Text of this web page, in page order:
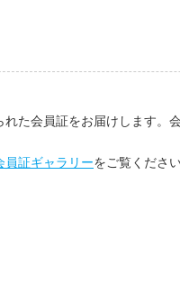
れた会員証をお届けします。
員証ギャラリーをご覧ください